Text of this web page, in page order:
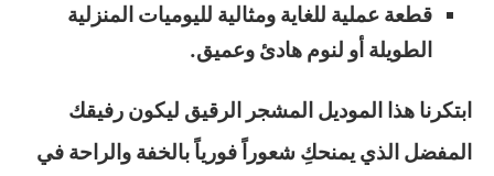
قطعة عملية للغاية ومثالية لليوميات المنزلية
الطويلة أو لنوم هادئ وعميق.
ابتكرنا هذا الموديل المشجر الرقيق ليكون رفيقك
المفضل الذي يمنحكِ شعوراً فورياً بالخفة والراحة في